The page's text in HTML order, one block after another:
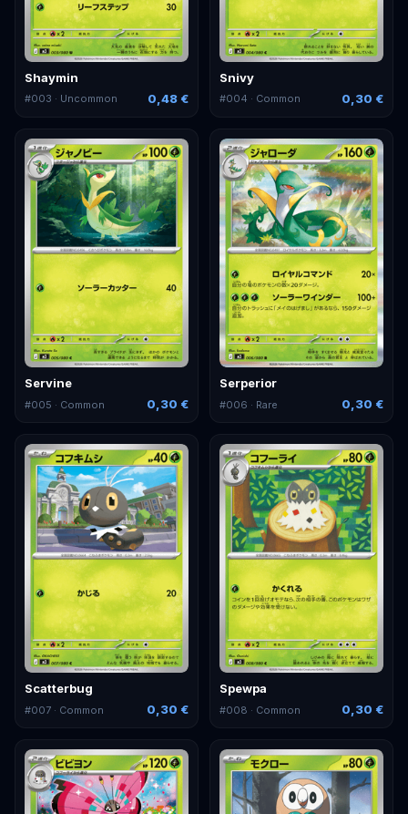
Shaymin
#003 · Uncommon 0,48 €
Snivy
#004 · Common 0,30 €
Servine
#005 · Common 0,30 €
Serperior
#006 · Rare 0,30 €
Scatterbug
#007 · Common 0,30 €
Spewpa
#008 · Common 0,30 €